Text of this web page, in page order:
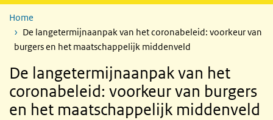
Home
De langetermijnaanpak van het coronabeleid: voorkeur van
burgers en het maatschappelijk middenveld
De langetermijnaanpak van het
coronabeleid: voorkeur van burgers
en het maatschappelijk middenveld